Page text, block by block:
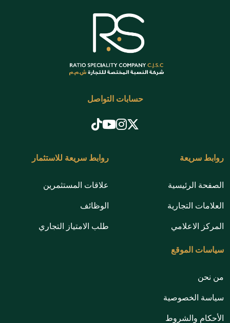
حسابات التواصل
روابط سريعة
الصفحة الرئيسية
العلامات التجارية
المركز الاعلامي
روابط سريعة للاستثمار
علاقات المستثمرين
الوظائف
طلب الامتياز التجاري
سياسات الموقع
من نحن
سياسة الخصوصية
الأحكام والشروط